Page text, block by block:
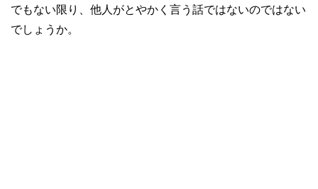
でもない限り、他人がとやかく言う話ではないのではない
でしょうか。